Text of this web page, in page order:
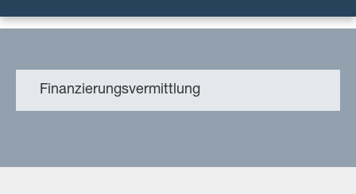
Finanzierungsvermittlung